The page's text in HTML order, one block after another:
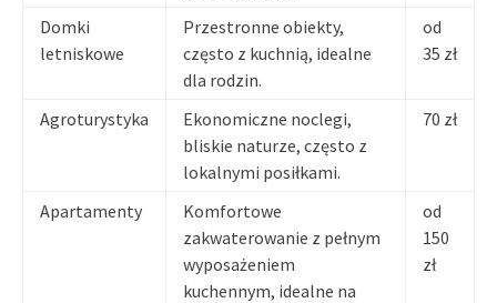
Domki
letniskowe
Przestronne obiekty,
często z kuchnią, idealne
dla rodzin.
od
35 zł
Agroturystyka
Ekonomiczne noclegi,
bliskie naturze, często z
lokalnymi posiłkami.
70 zł
Apartamenty
Komfortowe
zakwaterowanie z pełnym
wyposażeniem
kuchennym, idealne na
od
150
zł